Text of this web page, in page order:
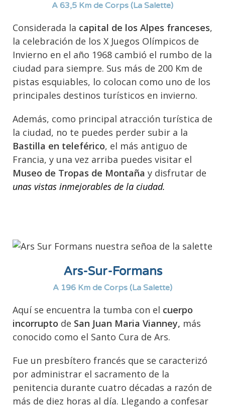
A 63,5 Km de Corps (La Salette)
Considerada la capital de los Alpes franceses,
la celebración de los X Juegos Olímpicos de
Invierno en el año 1968 cambió el rumbo de la
ciudad para siempre. Sus más de 200 Km de
pistas esquiables, lo colocan como uno de los
principales destinos turísticos en invierno.
Además, como principal atracción turística de
la ciudad, no te puedes perder subir a la
Bastilla en teleférico, el más antiguo de
Francia, y una vez arriba puedes visitar el
Museo de Tropas de Montaña y disfrutar de
unas vistas inmejorables de la ciudad.
Ars-Sur-Formans
A 196 Km de Corps (La Salette)
Aquí se encuentra la tumba con el cuerpo
incorrupto de San Juan Maria Vianney, más
conocido como el Santo Cura de Ars.
Fue un presbítero francés que se caracterizó
por administrar el sacramento de la
penitencia durante cuatro décadas a razón de
más de diez horas al día. Llegando a confesar